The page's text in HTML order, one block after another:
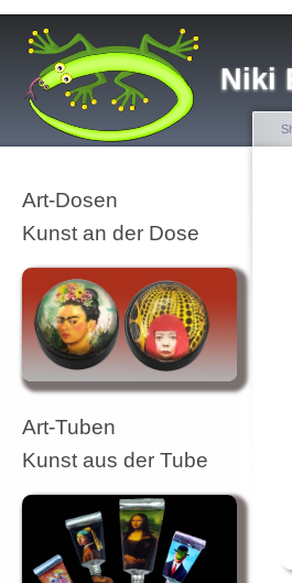
Niki
Art-Dosen
Kunst an der Dose
Art-Tuben
Kunst aus der Tube